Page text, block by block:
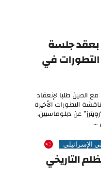
بعقد جلسة
في
الصين طلبا لإنعقاد
التطورات الأخيرة
عن دبلوماسيين،
...
الإسرائيلي
التاريخي